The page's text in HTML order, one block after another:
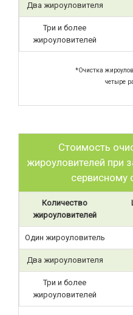
Два жироуловителя
Три и более
жироуловителей
*Очистка
четыре
Стоимость
жироуловителей при
сервисному
Количество
жироуловителей
Один жироуловитель
Два жироуловителя
Три и более
жироуловителей